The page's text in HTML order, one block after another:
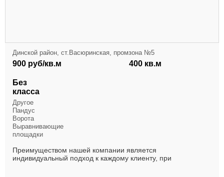
Динской район, ст.Васюринская, промзона №5
900 руб/кв.м 400 кв.м
Без
класса
Другое
Пандус
Ворота
Выравнивающие
площадки
Преимуществом нашей компании является
индивидуальный подход к каждому клиенту, при